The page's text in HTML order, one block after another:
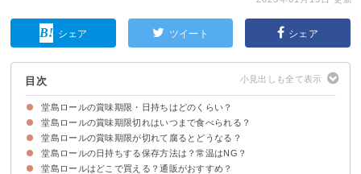
シェア ツイート シェア
目次
堂島ロールの賞味期限・日持ちはどのくらい？
堂島ロールの賞味期限は冷蔵で購入の翌日
堂島ロールは冷凍すれば1ヶ月日持ちする
堂島ロールの賞味期限切れはいつまで食べられる？
賞味期限の定義
賞味期限切れでも腐っていなければ食べられる
堂島ロールの賞味期限が切れて腐るとどうなる？
①においの特徴
②見た目・触った際の特徴
③味わいの特徴
堂島ロールの日持ちする保存方法は？常温はNG？
長期保存するなら冷凍がおすすめ
堂島ロールの解凍方法
堂島ロールはどこで買える？通販がおすすめ？